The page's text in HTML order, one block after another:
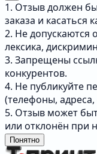
1. Отзыв должен
заказа и касаться
2. Не допускаются
лексика,
3. Запрещены
конкурентов.
4. Не публикуйте
(телефоны, адреса,
5. Отзыв может
или отклонён при
Понятно